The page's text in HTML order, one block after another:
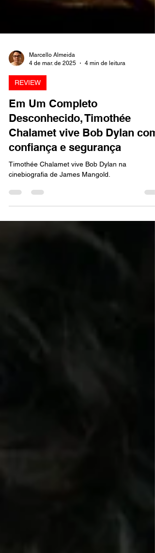
Marcello Almeida
4 de mar. de 2025
REVIEW
Em Um Completo
Desconhecido, Timothée
Chalamet vive Bob Dylan com
confiança e segurança
cinebiografia de James Mangold.